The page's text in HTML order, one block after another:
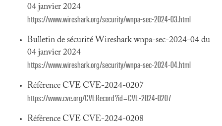
04 janvier 2024
https://www.wireshark.org/security/wnpa-sec-2024-03.html
Bulletin de sécurité Wireshark wnpa-sec-2024-04 du
04 janvier 2024
https://www.wireshark.org/security/wnpa-sec-2024-04.html
Référence CVE CVE-2024-0207
https://www.cve.org/CVERecord?id=CVE-2024-0207
Référence CVE CVE-2024-0208